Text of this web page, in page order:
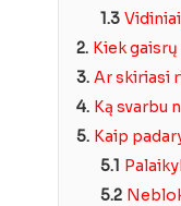
1.3
2. Kiek
3. Ar skiriasi
4. Ką svarbu
5. Kaip
5.1
5.2